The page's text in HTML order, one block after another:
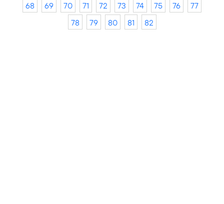
68
69 70 71 72 73 74 75 76
77
78
79 80 81 82